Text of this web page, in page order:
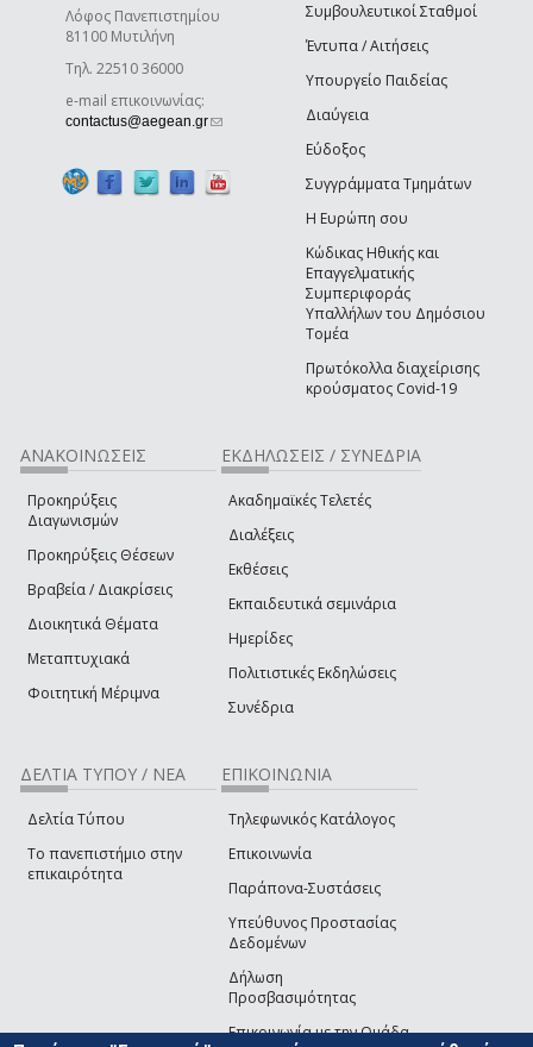
Λόφος Πανεπιστημίου
81100 Μυτιλήνη
Τηλ. 22510 36000
e-mail επικοινωνίας:
contactus@aegean.gr(link sends e-mail)
Συμβουλευτικοί Σταθμοί
Έντυπα / Αιτήσεις
Υπουργείο Παιδείας
Διαύγεια
Εύδοξος
Συγγράμματα Τμημάτων
Η Ευρώπη σου
Κώδικας Ηθικής και
Επαγγελματικής
Συμπεριφοράς
Υπαλλήλων του Δημόσιου
Τομέα
Πρωτόκολλα διαχείρισης
κρούσματος Covid-19
ΑΝΑΚΟΙΝΩΣΕΙΣ
Προκηρύξεις
Διαγωνισμών
Προκηρύξεις Θέσεων
Βραβεία / Διακρίσεις
Διοικητικά Θέματα
Μεταπτυχιακά
Φοιτητική Μέριμνα
ΕΚΔΗΛΩΣΕΙΣ / ΣΥΝΕΔΡΙΑ
Ακαδημαϊκές Τελετές
Διαλέξεις
Εκθέσεις
Εκπαιδευτικά σεμινάρια
Ημερίδες
Πολιτιστικές Εκδηλώσεις
Συνέδρια
ΔΕΛΤΙΑ ΤΥΠΟΥ / ΝΕΑ
Δελτία Τύπου
Το πανεπιστήμιο στην
επικαιρότητα
ΕΠΙΚΟΙΝΩΝΙΑ
Τηλεφωνικός Κατάλογος
Επικοινωνία
Παράπονα-Συστάσεις
Υπεύθυνος Προστασίας
Δεδομένων
Δήλωση
Προσβασιμότητας
Επικοινωνία με την Ομάδα